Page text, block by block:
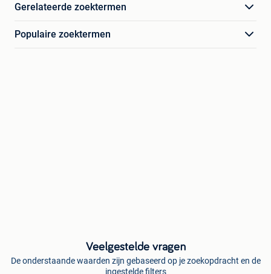
Gerelateerde zoektermen
Populaire zoektermen
Veelgestelde vragen
De onderstaande waarden zijn gebaseerd op je zoekopdracht en de
ingestelde filters